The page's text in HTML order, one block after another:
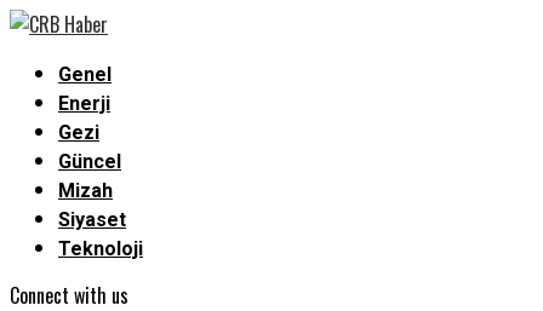
Genel
Enerji
Gezi
Güncel
Mizah
Siyaset
Teknoloji
Connect with us